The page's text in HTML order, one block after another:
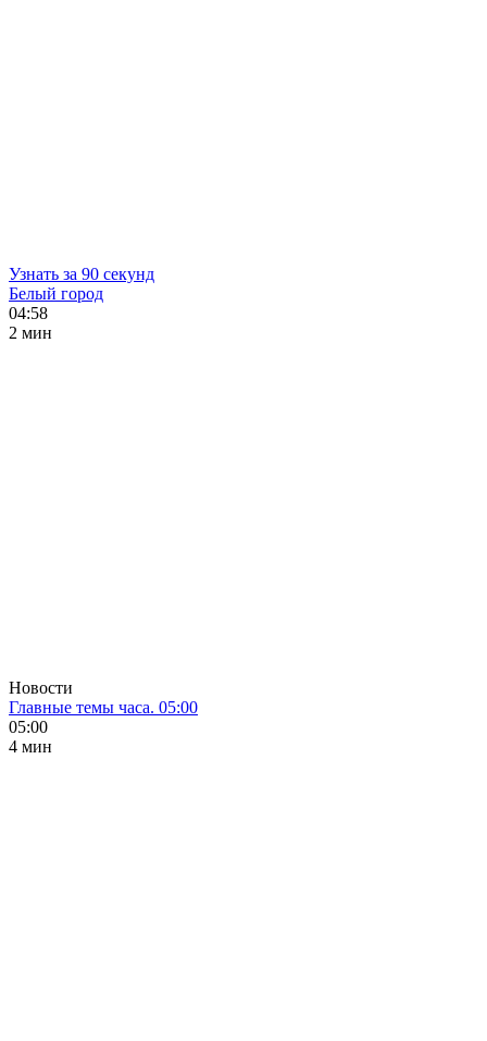
Узнать за 90 секунд
Белый город
04:58
2 мин
Новости
Главные темы часа. 05:00
05:00
4 мин